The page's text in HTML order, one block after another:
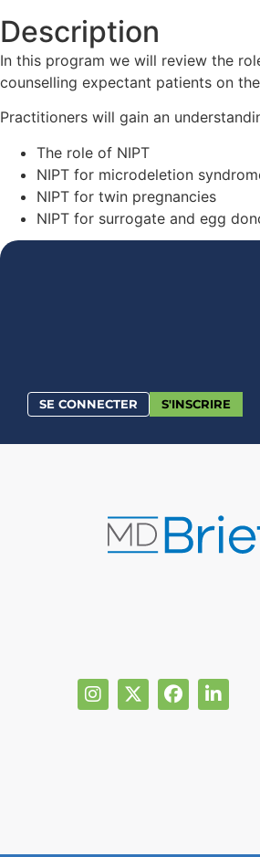
Description
In this program we will review the
counselling expectant patients on
Practitioners will gain an
The role of NIPT
NIPT for microdeletion
NIPT for twin pregnancies
NIPT for surrogate and egg
SE CONNECTER S'INSCRIRE